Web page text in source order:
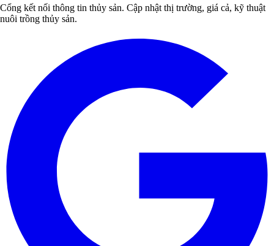
Cổng kết nối thông tin thủy sản. Cập nhật thị trường, giá cả, kỹ thuật
nuôi trồng thủy sản.